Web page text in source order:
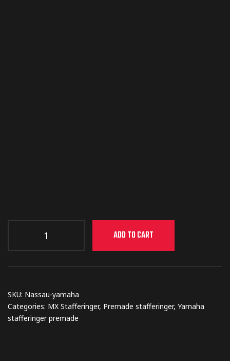
ADD TO CART
SKU: Nassau-yamaha
Categories: MX Stafferinger, Premade stafferinger, Yamaha
stafferinger premade